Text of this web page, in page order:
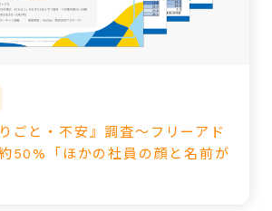
ごと・不安』調査～フリーアド
50%「ほかの社員の顔と名前が